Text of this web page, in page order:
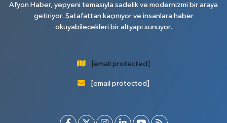
Afyon Haber, yepyeni temasıyla sadelik ve modernizmi bir araya
getiriyor. Şatafattan kaçınıyor ve insanlara haber
okuyabilecekleri bir altyapı sunuyor.
[email protected]
[email protected]